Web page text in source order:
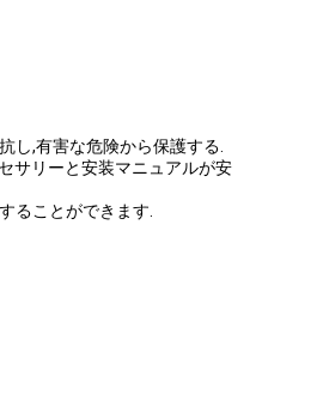
し,有害な危険から保護する.
サリーと安装マニュアルが安
ることができます.